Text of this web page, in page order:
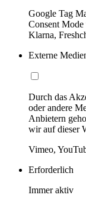
Google Tag
Consent
Klarna,
Externe
Durch das
oder andere
Anbietern
wir auf dieser
Vimeo,
Erforderlich
Immer aktiv